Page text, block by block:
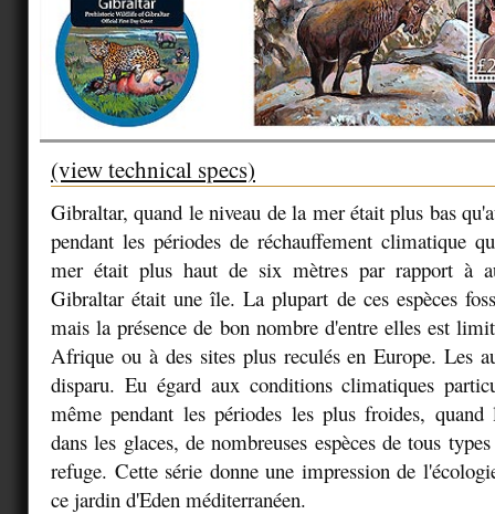
(view technical specs)
Gibraltar, quand le niveau de la mer était plus bas
pendant les périodes de réchauffement climatique
mer était plus haut de six mètres par rapport à
Gibraltar était une île. La plupart de ces espèces
mais la présence de bon nombre d'entre elles est
Afrique ou à des sites plus reculés en Europe. Les
disparu. Eu égard aux conditions climatiques
même pendant les périodes les plus froides, quand
dans les glaces, de nombreuses espèces de tous
refuge. Cette série donne une impression de
ce jardin d'Eden méditerranéen.